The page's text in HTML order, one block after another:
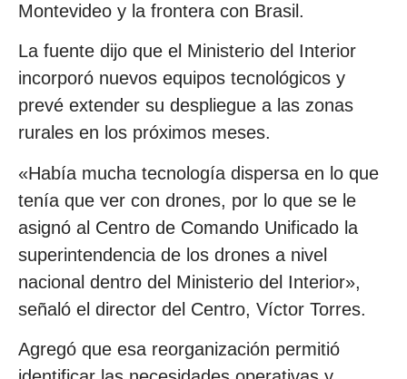
Montevideo y la frontera con Brasil.
La fuente dijo que el Ministerio del Interior
incorporó nuevos equipos tecnológicos y
prevé extender su despliegue a las zonas
rurales en los próximos meses.
«Había mucha tecnología dispersa en lo que
tenía que ver con drones, por lo que se le
asignó al Centro de Comando Unificado la
superintendencia de los drones a nivel
nacional dentro del Ministerio del Interior»,
señaló el director del Centro, Víctor Torres.
Agregó que esa reorganización permitió